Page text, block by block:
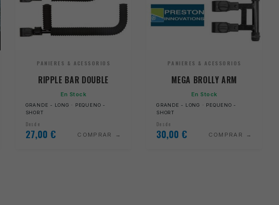
PANIERES & ACESSORIOS
RIPPLE BAR DOUBLE
En Stock
GRANDE - LONG · PEQUENO -
SHORT
Desde
27,00 € COMPRAR
PANIERES & ACESSORIOS
MEGA BROLLY ARM
En Stock
GRANDE - LONG · PEQUENO -
SHORT
Desde
30,00 € COMPRAR